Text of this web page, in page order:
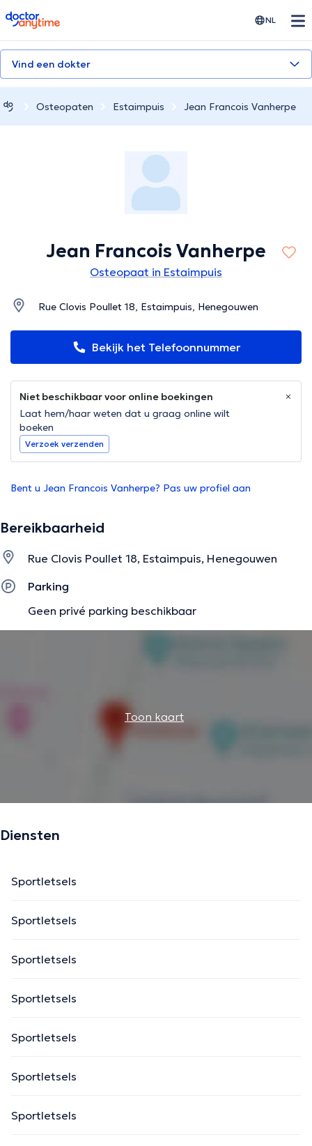
doctoranytime NL
Vind een dokter
Osteopaten Estaimpuis Jean Francois Vanherpe
Jean Francois Vanherpe
Osteopaat in Estaimpuis
Rue Clovis Poullet 18, Estaimpuis, Henegouwen
Bekijk het Telefoonnummer
Niet beschikbaar voor online boekingen
Laat hem/haar weten dat u graag online wilt
boeken
Verzoek verzenden
Bent u Jean Francois Vanherpe? Pas uw profiel aan
Bereikbaarheid
Rue Clovis Poullet 18, Estaimpuis, Henegouwen
Parking
Geen privé parking beschikbaar
Toon kaart
Diensten
Sportletsels
Sportletsels
Sportletsels
Sportletsels
Sportletsels
Sportletsels
Sportletsels